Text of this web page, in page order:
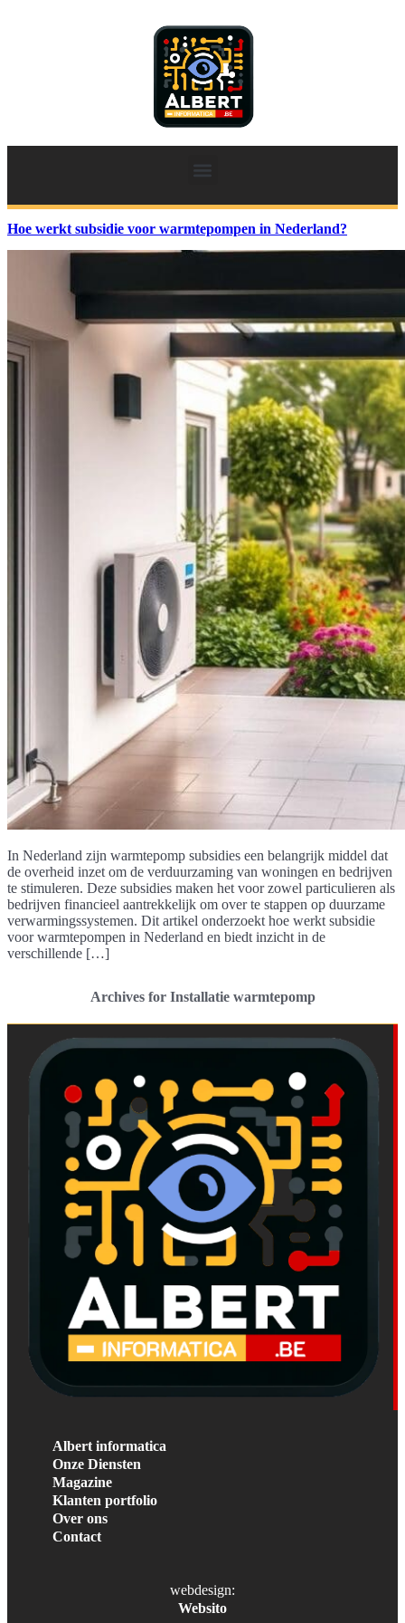
Hoe werkt subsidie voor warmtepompen in Nederland?
In Nederland zijn warmtepomp subsidies een belangrijk middel dat
de overheid inzet om de verduurzaming van woningen en bedrijven
te stimuleren. Deze subsidies maken het voor zowel particulieren als
bedrijven financieel aantrekkelijk om over te stappen op duurzame
verwarmingssystemen. Dit artikel onderzoekt hoe werkt subsidie
voor warmtepompen in Nederland en biedt inzicht in de
verschillende […]
Archives for Installatie warmtepomp
Albert informatica
Onze Diensten
Magazine
Klanten portfolio
Over ons
Contact
webdesign:
Websito